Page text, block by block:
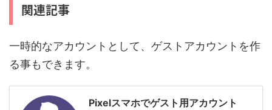
関連記事
一時的なアカウントとして、ゲストアカウントを作
る事もできます。
Pixelスマホでゲスト用アカウント